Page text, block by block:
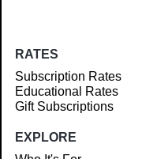
RATES
Subscription Rates
Educational Rates
Gift Subscriptions
EXPLORE